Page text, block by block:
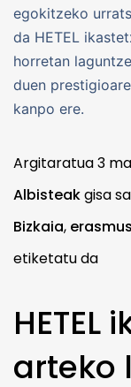
egokitzeko
da HETEL
horretan
duen
kanpo ere.
Argitaratua3
Albisteakgisa
Bizkaia,
etiketatu da
HETEL
arteko